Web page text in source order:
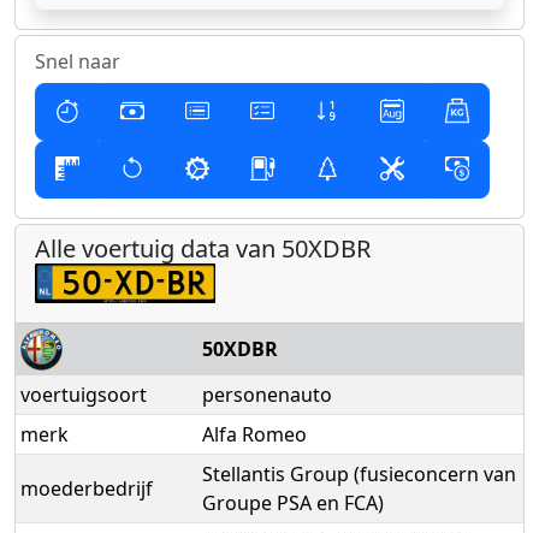
Snel naar
Alle voertuig data van 50XDBR
50XDBR
voertuigsoort
personenauto
merk
Alfa Romeo
moederbedrijf
Stellantis Group (fusieconcern van
Groupe PSA en FCA)